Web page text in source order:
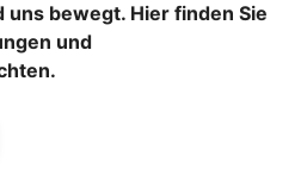
bewegt. Hier finden Sie
und